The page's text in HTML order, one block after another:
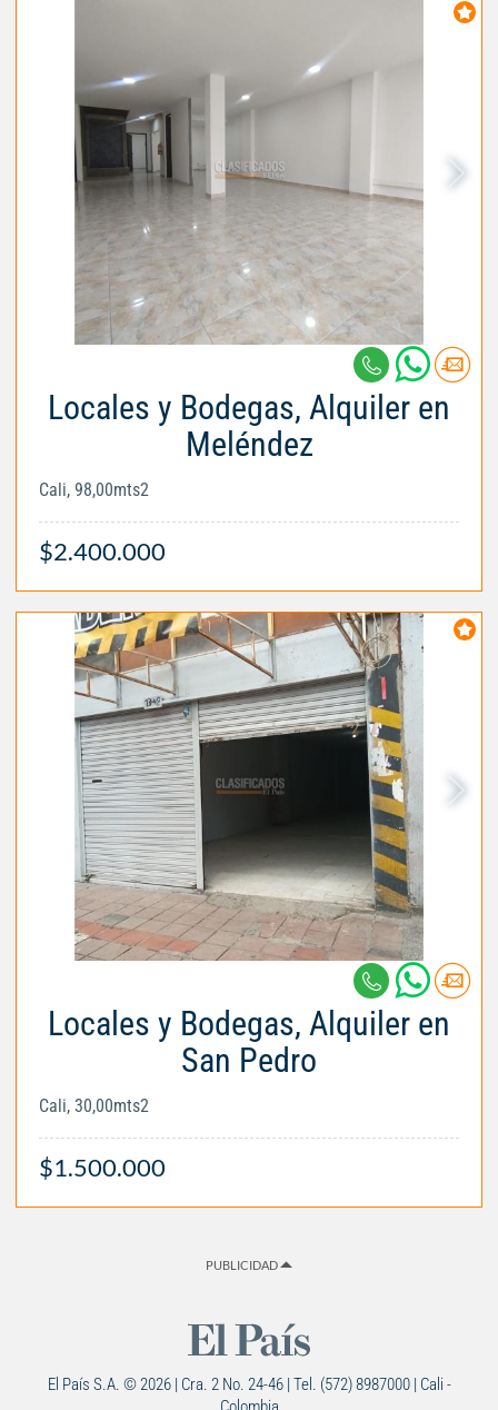
Locales y Bodegas, Alquiler en
Meléndez
Cali, 98,00mts2
$2.400.000
Locales y Bodegas, Alquiler en
San Pedro
Cali, 30,00mts2
$1.500.000
PUBLICIDAD
El País S.A. © 2026 | Cra. 2 No. 24-46 | Tel. (572) 8987000 | Cali -